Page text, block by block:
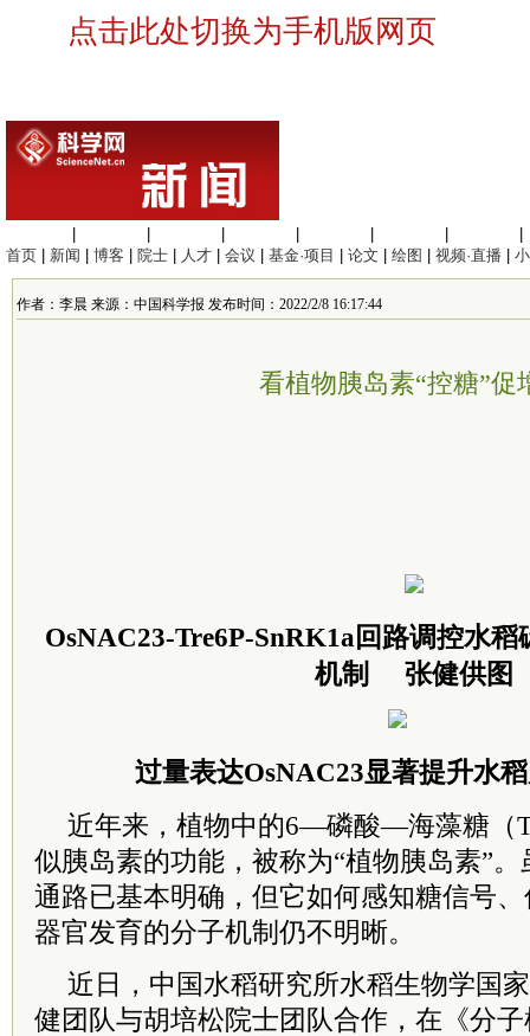
点击此处切换为手机版网页
首页
新闻 博客 院士 人才 会议 基金·项目 论文 绘图 视频·直播
作者：李晨 来源：中国科学报 发布时间：2022/2/8 16:17:44
看植物胰岛素“控糖”促
OsNAC23-Tre6P-SnRK1a回路调控水
机制 张健供图
过量表达OsNAC23显著提升水
近年来，植物中的6—磷酸—海藻糖（
似胰岛素的功能，被称为“植物胰岛素”。
通路已基本明确，但它如何感知糖信号
器官发育的分子机制仍不明晰。
近日，中国水稻研究所水稻生物学国
健团队与胡培松院士团队合作，在《分